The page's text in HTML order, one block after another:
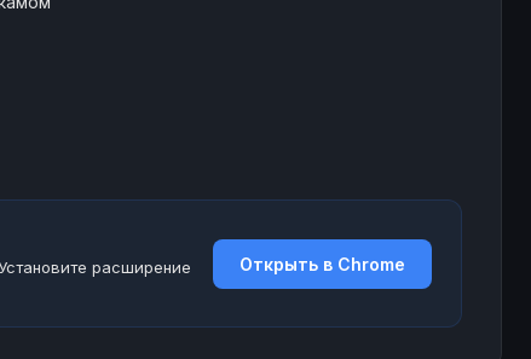
расширение
Открыть в Chrome